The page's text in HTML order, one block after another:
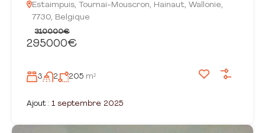
Estaimpuis, Tournai-Mouscron, Hainaut, Wallonie,
7730, Belgique
295000€
310000€
3 2 205 m²
Ajout : 1 septembre 2025